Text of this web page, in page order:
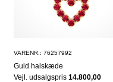
VARENR.: 76257992
Guld halskæde
Vejl. udsalgspris 14.800,00